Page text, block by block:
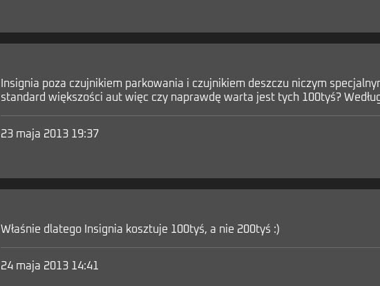
Insignia poza czujnikiem parkowania i czujnikiem deszczu niczym
standard większości aut więc czy naprawdę warta jest tych 100tyś?
23 maja 2013 19:37
Właśnie dlatego Insignia kosztuje 100tyś, a nie 200tyś :)
24 maja 2013 14:41